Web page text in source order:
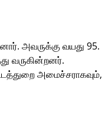
அவருக்கு வயது 95.
வருகின்றனர்.
அமைச்சராகவும்,